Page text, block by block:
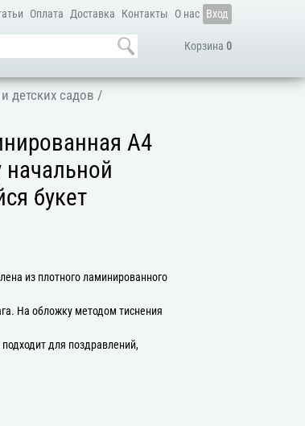
Оплата Доставка Контакты О нас Вход
Корзина 0
детских садов /
А4
начальной
букет
из плотного ламинированного
На обложку методом тиснения
для поздравлений,